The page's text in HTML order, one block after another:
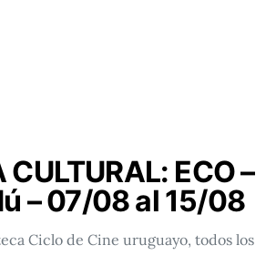
CULTURAL: ECO –
– 07/08 al 15/08
Ciclo de Cine uruguayo, todos los